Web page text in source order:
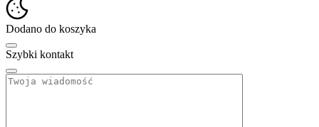
Dodano do koszyka
Szybki kontakt